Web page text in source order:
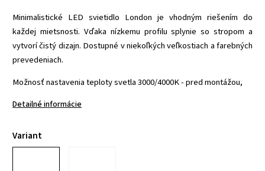
Minimalistické LED svietidlo London je vhodným riešením do
každej mietsnosti. Vďaka nízkemu profilu splynie so stropom a
vytvorí čistý dizajn. Dostupné v niekoľkých veľkostiach a farebných
prevedeniach.
Možnosť nastavenia teploty svetla 3000/4000K - pred montážou,
Detailné informácie
Variant